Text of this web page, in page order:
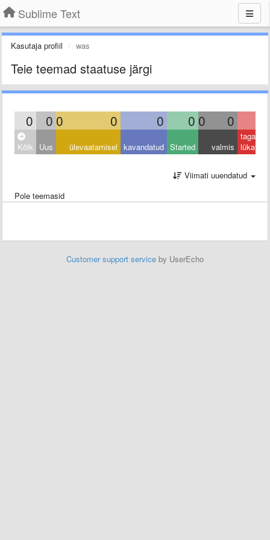
Sublime Text
Kasutaja profiil was
Teie teemad staatuse järgi
0 0 0 0 0 0 0 0
Kõik Uus ülevaatamisel kavandatud Started valmis
tagasi
lükatud
Viimati uuendatud
Pole teemasid
Customer support service by UserEcho